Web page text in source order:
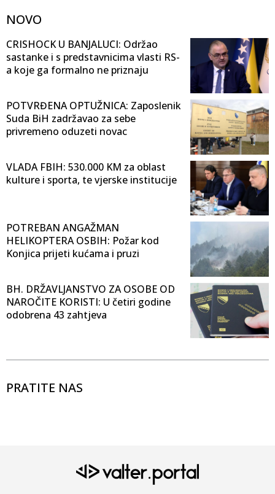
NOVO
CRISHOCK U BANJALUCI: Održao
sastanke i s predstavnicima vlasti RS-
a koje ga formalno ne priznaju
POTVRĐENA OPTUŽNICA: Zaposlenik
Suda BiH zadržavao za sebe
privremeno oduzeti novac
VLADA FBIH: 530.000 KM za oblast
kulture i sporta, te vjerske institucije
POTREBAN ANGAŽMAN
HELIKOPTERA OSBIH: Požar kod
Konjica prijeti kućama i pruzi
BH. DRŽAVLJANSTVO ZA OSOBE OD
NAROČITE KORISTI: U četiri godine
odobrena 43 zahtjeva
PRATITE NAS